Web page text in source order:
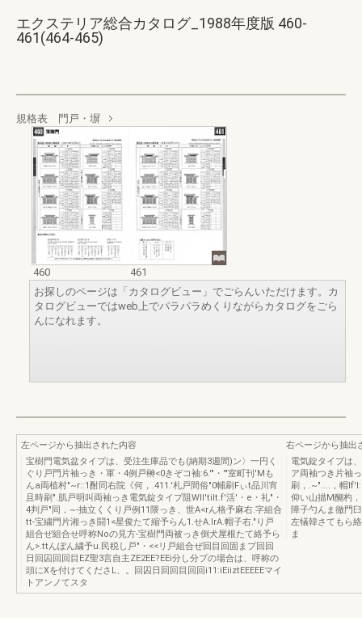
エクステリア総合カタログ_1988年度版 460-
461(464-465)
規格表 門戸・塀
460
461
お探しのページは「カタログビュー」でごらんいただけます。カ
タログビューではweb上でパラパラめくりながらカタログをごら
んになれます。
左ページから抽出された内容
宝樹門電気盆タイプは、受注生庫品でも(納期3週間)ン〉一円く
ぐり戸門片袖っき・軍・4例戸榊<0きぞコ袖:6.'"・'"室町刊'Mも
んa両植村"~r::1酎同右院《何，.411.'札戸間俗"0輔刷Fぃt品川宵
且時刷".肌戸明叫両袖っき電気錠タイプ阻WII'tilt.f'活'・e・礼"・
4判戸"同，~-抽立くくり戸例11隈っき、世A<rん格予麻右.字組合
tt-宝繍門片湘っき闘1<星俊たて縮予らん1.せA.lrA.帽子右."り戸
組合ぜ組合せ呼称Noの見方-宝樹門両被っき倒犬屋根たて絡予ら
ん>.ttんぽん繍予u.民税し戸"・<<リ戸組合ぜ回目回固まプ回回
日回囚回回目EZ聖3言自主ZE2EE?EEi分し分プの場合は、呼称の
頭にXを付けてくださL、。回囚日回回目回回i11:iEiiztEEEEEマイ
トアンノてスタ
右ページから抽出
電気錠タイプは
ア両袖つき片袖
刷，.~"....，帽
仰い山描M醐杓
障子勺んま徹門
左犠韓さてもら
ま